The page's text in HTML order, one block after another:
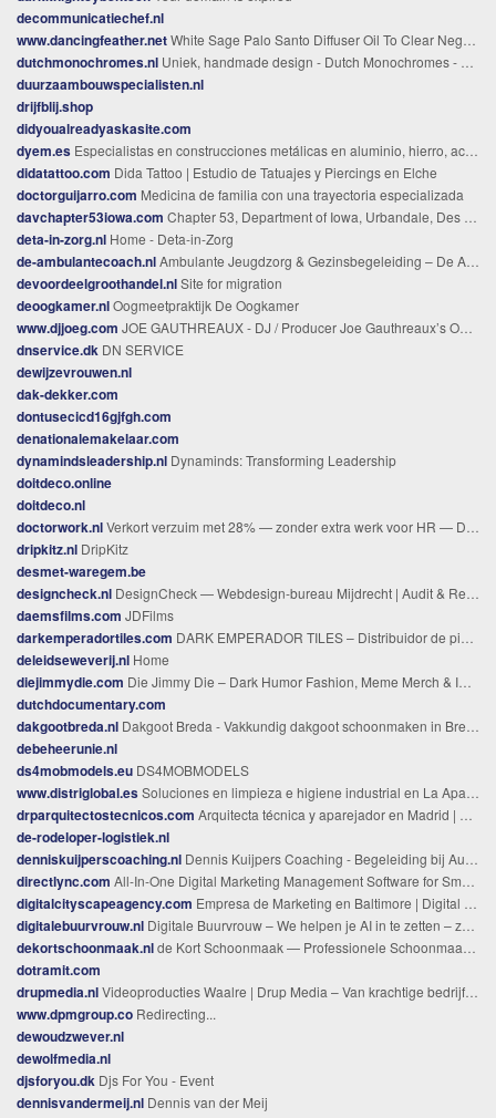
decommunicatiechef.nl
www.dancingfeather.netWhite Sage Palo Santo Diffuser Oil To Clear Negative Energy
dutchmonochromes.nl Uniek, handmade design - Dutch Monochromes - Lichtobjecten
duurzaambouwspecialisten.nl
drijfblij.shop
didyoualreadyaskasite.com
dyem.es Especialistas en construcciones metálicas en aluminio, hierro, acero e inox
didatattoo.com Dida Tattoo | Estudio de Tatuajes y Piercings en Elche
doctorguijarro.com Medicina de familia con una trayectoria especializada
davchapter53iowa.com Chapter 53, Department of Iowa, Urbandale, Des Moines
deta-in-zorg.nl Home - Deta-in-Zorg
de-ambulantecoach.nlAmbulante Jeugdzorg & Gezinsbegeleiding – De Ambulante Coach
devoordeelgroothandel.nlSite for migration
deoogkamer.nlOogmeetpraktijk De Oogkamer
www.djjoeg.com JOE GAUTHREAUX - DJ / Producer Joe Gauthreaux’s Official Website
dnservice.dk DN SERVICE
dewijzevrouwen.nl
dak-dekker.com
dontusecicd16gjfgh.com
denationalemakelaar.com
dynamindsleadership.nl Dynaminds: Transforming Leadership
doitdeco.online
doitdeco.nl
doctorwork.nlVerkort verzuim met 28% — zonder extra werk voor HR — Doctorwork
dripkitz.nl DripKitz
desmet-waregem.be
designcheck.nl DesignCheck — Webdesign-bureau Mijdrecht | Audit & Rebuild
daemsfilms.com JDFilms
darkemperadortiles.com DARK EMPERADOR TILES – Distribuidor de piedra natural
deleidseweverij.nl Home
diejimmydie.com Die Jimmy Die – Dark Humor Fashion, Meme Merch & Immortal Love Saga
dutchdocumentary.com
dakgootbreda.nl Dakgoot Breda - Vakkundig dakgoot schoonmaken in Breda en omgeving
debeheerunie.nl
ds4mobmodels.eu DS4MOBMODELS
www.distriglobal.esSoluciones en limpieza e higiene industrial en La Aparecida / Orihuela
drparquitectostecnicos.com Arquitecta técnica y aparejador en Madrid | DRP Arquitectos Técnicos
de-rodeloper-logistiek.nl
denniskuijperscoaching.nl Dennis Kuijpers Coaching - Begeleiding bij Autisme en ADHD
directlync.com All-In-One Digital Marketing Management Software for Small Business | DirectLync
digitalcityscapeagency.com Empresa de Marketing en Baltimore | Digital Cityscape
digitalebuurvrouw.nl Digitale Buurvrouw – We helpen je AI in te zetten – zonder gedoe
dekortschoonmaak.nlde Kort Schoonmaak — Professionele Schoonmaakdiensten
dotramit.com
drupmedia.nlVideoproducties Waalre | Drup Media – Van krachtige bedrijfsfilms tot dynamische social content.
www.dpmgroup.co Redirecting...
dewoudzwever.nl
dewolfmedia.nl
djsforyou.dk Djs For You - Event
dennisvandermeij.nl Dennis van der Meij